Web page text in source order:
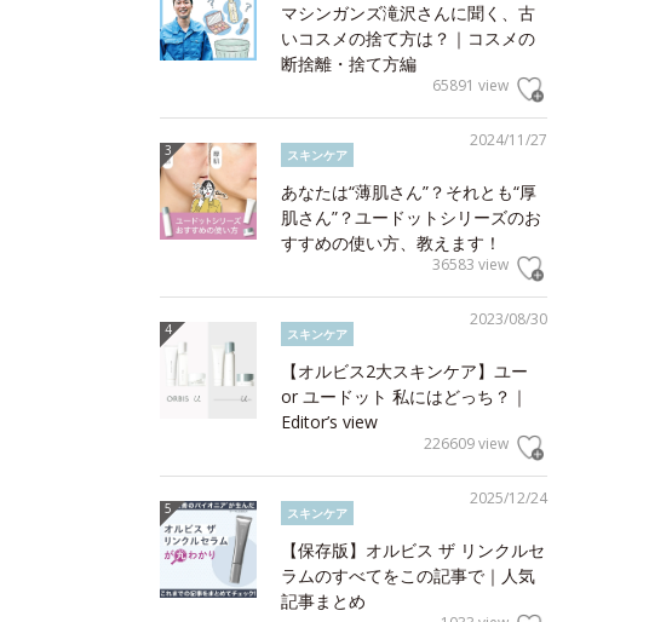
マシンガンズ滝沢さんに聞く、古
いコスメの捨て方は？｜コスメの
断捨離・捨て方編
65891 view
2024/11/27
スキンケア
あなたは“薄肌さん”？それとも“厚
肌さん”？ユードットシリーズのお
すすめの使い方、教えます！
36583 view
2023/08/30
スキンケア
【オルビス2大スキンケア】ユー
or ユードット 私にはどっち？｜
Editor’s view
226609 view
2025/12/24
スキンケア
【保存版】オルビス ザ リンクルセ
ラムのすべてをこの記事で｜人気
記事まとめ